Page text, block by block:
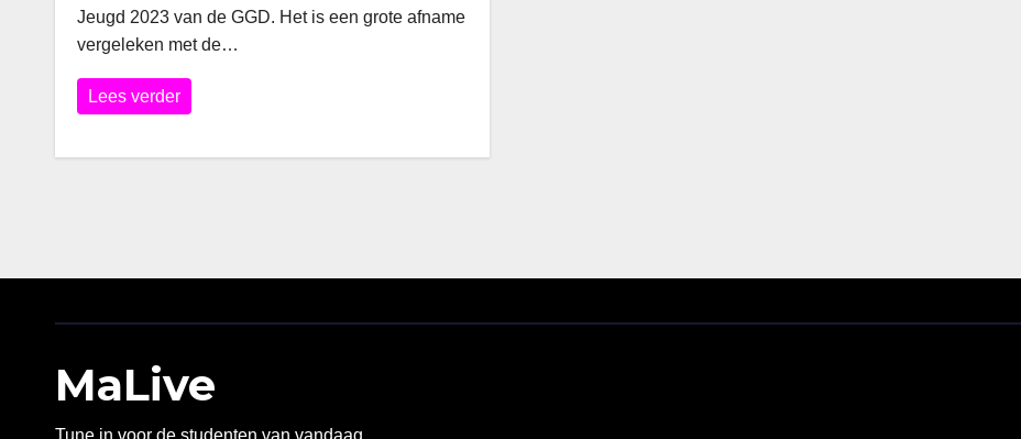
Jeugd 2023 van de GGD. Het is een grote afname
vergeleken met de…
Lees verder
MaLive
Tune in voor de studenten van vandaag